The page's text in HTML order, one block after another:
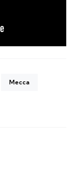
Mecca